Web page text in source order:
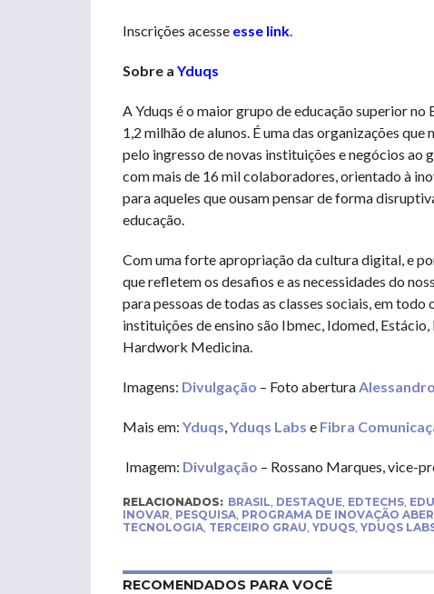
Inscrições acesse esse link.
Sobre a Yduqs
A Yduqs é o maior grupo de educação superior
1,2 milhão de alunos. É uma das organizações
pelo ingresso de novas instituições e negócios
com mais de 16 mil colaboradores, orientado à
para aqueles que ousam pensar de forma
educação.
Com uma forte apropriação da cultura digital, e
que refletem os desafios e as necessidades do
para pessoas de todas as classes sociais, em
instituições de ensino são Ibmec, Idomed,
Hardwork Medicina.
Imagens: Divulgação – Foto abertura
Mais em: Yduqs,Yduqs Labs e Fibra
Imagem: Divulgação – Rossano Marques, vice-
RELACIONADOS: BRASIL, DESTAQUE, EDTECHS,
INOVAR, PESQUISA, PROGRAMA DE INOVAÇÃO
TECNOLOGIA, TERCEIRO GRAU, YDUQS, YDUQS
RECOMENDADOS PARA VOCÊ